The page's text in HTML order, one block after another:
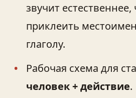
звучит
приклеить
глаголу.
Рабочая схема для
человек + действие.